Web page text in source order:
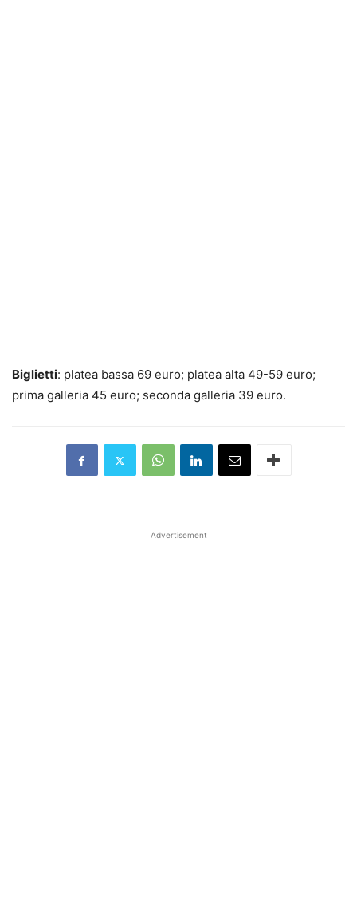
Biglietti: platea bassa 69 euro; platea alta 49-59 euro;
prima galleria 45 euro; seconda galleria 39 euro.
Advertisement